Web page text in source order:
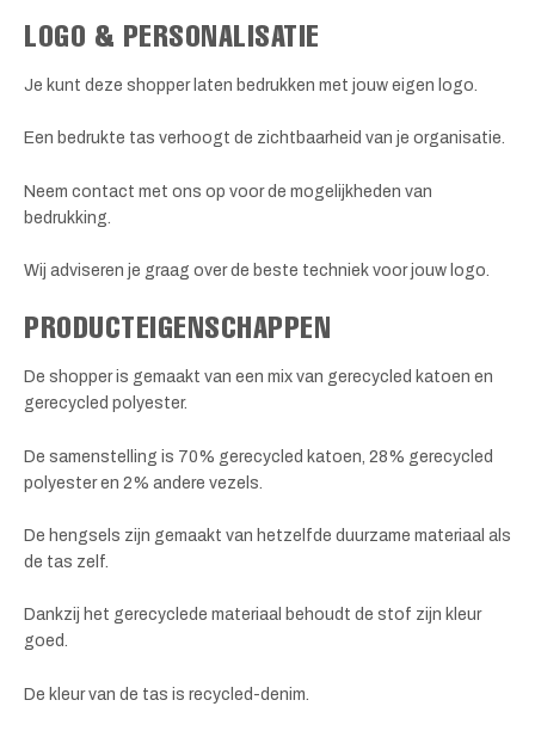
LOGO & PERSONALISATIE
Je kunt deze shopper laten bedrukken met jouw eigen logo.
Een bedrukte tas verhoogt de zichtbaarheid van je organisatie.
Neem contact met ons op voor de mogelijkheden van
bedrukking.
Wij adviseren je graag over de beste techniek voor jouw logo.
PRODUCTEIGENSCHAPPEN
De shopper is gemaakt van een mix van gerecycled katoen en
gerecycled polyester.
De samenstelling is 70% gerecycled katoen, 28% gerecycled
polyester en 2% andere vezels.
De hengsels zijn gemaakt van hetzelfde duurzame materiaal als
de tas zelf.
Dankzij het gerecyclede materiaal behoudt de stof zijn kleur
goed.
De kleur van de tas is recycled-denim.